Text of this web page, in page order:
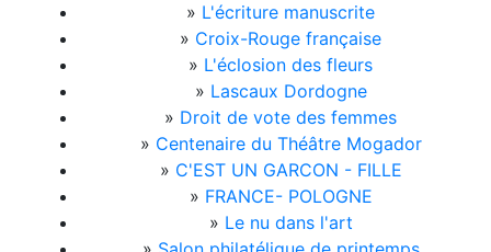
» L'écriture manuscrite
» Croix-Rouge française
» L'éclosion des fleurs
» Lascaux Dordogne
» Droit de vote des femmes
» Centenaire du Théâtre Mogador
» C'EST UN GARCON - FILLE
» FRANCE- POLOGNE
» Le nu dans l'art